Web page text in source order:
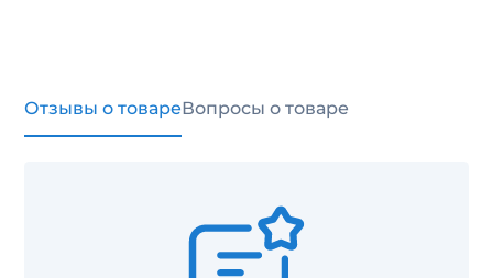
Отзывы о товареВопросы о товаре